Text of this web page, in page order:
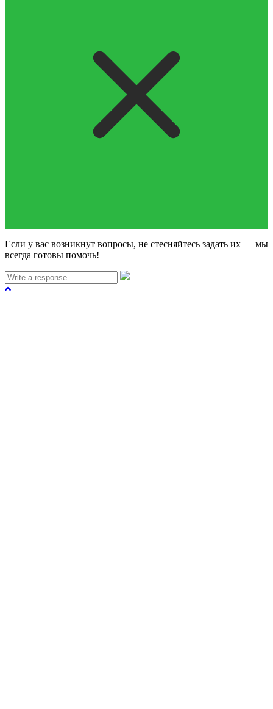
Если у вас возникнут вопросы, не стесняйтесь задать их — мы
всегда готовы помочь!